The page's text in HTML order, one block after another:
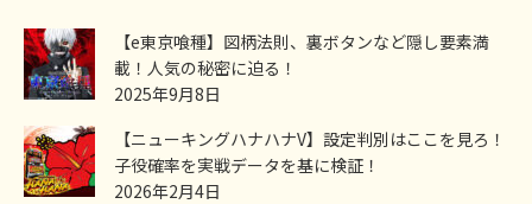
【e東京喰種】図柄法則、裏ボタンなど隠し要素満
載！人気の秘密に迫る！
2025年9月8日
【ニューキングハナハナV】設定判別はここを見ろ！
子役確率を実戦データを基に検証！
2026年2月4日